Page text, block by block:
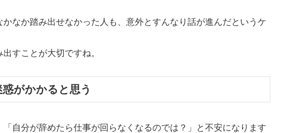
なか踏み出せなかった人も、意外とすんなり話が進んだというケ
すことが大切ですね。
がかかると思う
自分が辞めたら仕事が回らなくなるのでは？」と不安になります